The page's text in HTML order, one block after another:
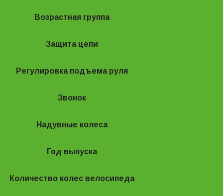
Возрастная группа
Защита цепи
Регулировка подъема руля
Звонок
Надувные колеса
Год выпуска
Количество колес велосипеда